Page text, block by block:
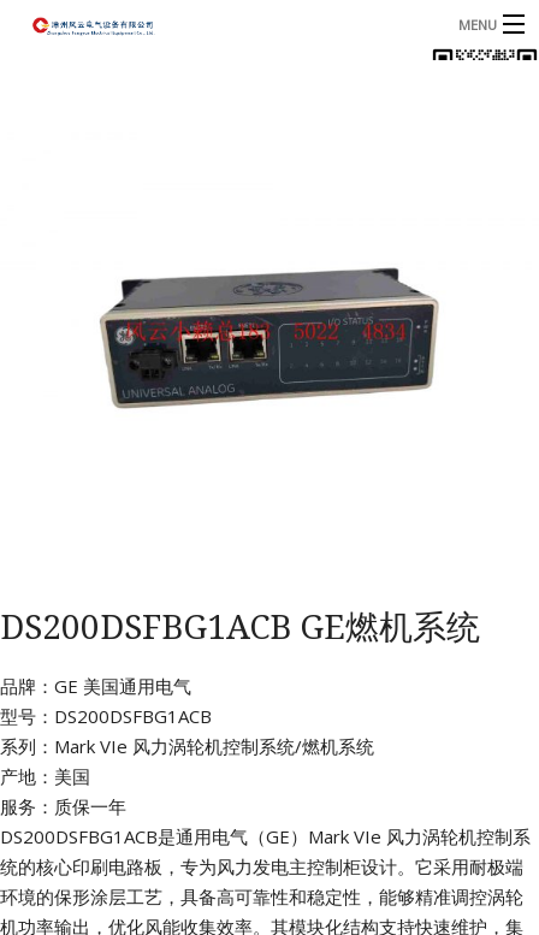
MENU
DS200DSFBG1ACB GE燃机系统
品牌：GE 美国通用电气
型号：DS200DSFBG1ACB
系列：Mark VIe 风力涡轮机控制系统/燃机系统
产地：美国
服务：质保一年
DS200DSFBG1ACB是通用电气（GE）Mark VIe 风力涡轮机控制系
统的核心印刷电路板，专为风力发电主控制柜设计。它采用耐极端
环境的保形涂层工艺，具备高可靠性和稳定性，能够精准调控涡轮
机功率输出，优化风能收集效率。其模块化结构支持快速维护，集